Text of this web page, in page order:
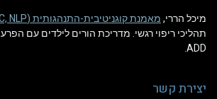
מיכל הררי, מאמנת קוגניטיבית-התנהגותית (CBC, NLP)
ADD.
יצירת קשר